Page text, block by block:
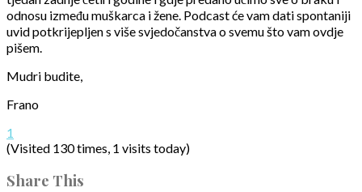
odnosu između muškarca i žene. Podcast će vam dati spontaniji
uvid potkrijepljen s više svjedočanstva o svemu što vam ovdje
pišem.
Mudri budite,
Frano
1
(Visited 130 times, 1 visits today)
Share This